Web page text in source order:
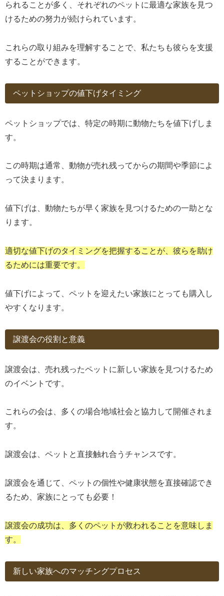
られることが多く、それぞれのペットに最適な家族を見つ
けるための努力が続けられています。
これらの取り組みを理解することで、私たちも彼らを支援
することができます。
ペットショップの値下げタイミング
ペットショップでは、特定の時期に動物たちを値下げしま
す。
この時期は通常、動物が売れ残ってからの期間や季節によ
って決まります。
値下げは、動物たちが早く家族を見つけるための一助とな
ります。
適切な値下げのタイミングを把握することが、彼らを助け
るためには重要です。
値下げによって、ペットを迎えたい家族にとっても購入し
やすくなります。
譲渡会の役割と意義
譲渡会は、売れ残ったペットに新しい家族を見つけるため
のイベントです。
これらの会は、多くの場合地域社会と協力して開催されま
す。
譲渡会は、ペットと直接触れ合うチャンスです。
譲渡会を通じて、ペットの個性や健康状態を直接確認でき
るため、家族にとっても必要！
譲渡会の成功は、多くのペットが救われることを意味しま
す。
新しい家族へのマッチングプロセス